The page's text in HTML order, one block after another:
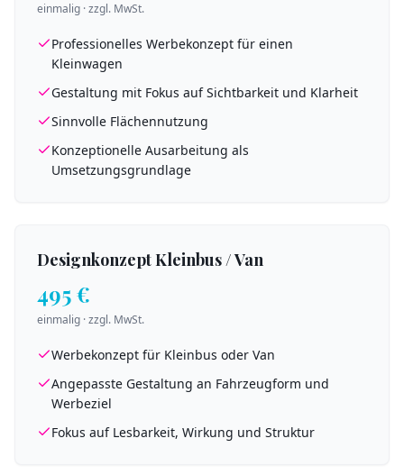
einmalig · zzgl. MwSt.
Professionelles Werbekonzept für einen
Kleinwagen
Gestaltung mit Fokus auf Sichtbarkeit und Klarheit
Sinnvolle Flächennutzung
Konzeptionelle Ausarbeitung als
Umsetzungsgrundlage
Designkonzept Kleinbus / Van
495 €
einmalig · zzgl. MwSt.
Werbekonzept für Kleinbus oder Van
Angepasste Gestaltung an Fahrzeugform und
Werbeziel
Fokus auf Lesbarkeit, Wirkung und Struktur